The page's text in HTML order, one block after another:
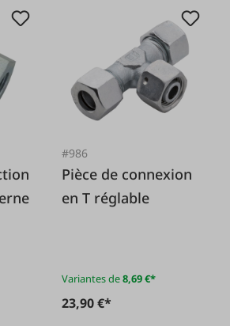
#986
Pièce de connexion
en T réglable
Variantes de8,69 €*
23,90 €*